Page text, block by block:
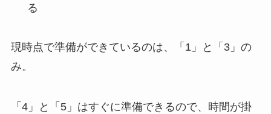
る
現時点で準備ができているのは、「1」と「3」の
み。
「4」と「5」はすぐに準備できるので、時間が掛